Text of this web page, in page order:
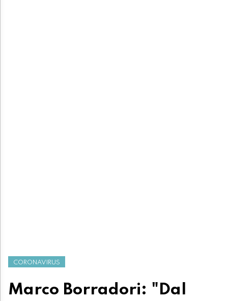
CORONAVIRUS
Marco Borradori: "Dal